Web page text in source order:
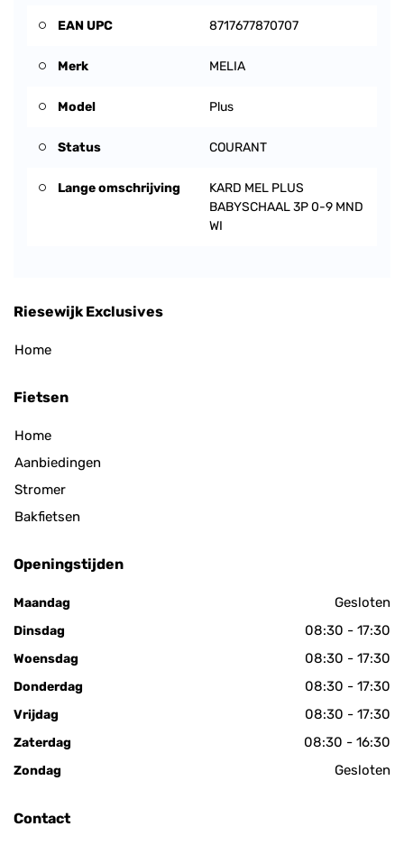
EAN UPC 8717677870707
Merk MELIA
Model Plus
Status COURANT
Lange omschrijving
KARD MEL PLUS
BABYSCHAAL 3P 0-9 MND
WI
Riesewijk Exclusives
Home
Fietsen
Home
Aanbiedingen
Stromer
Bakfietsen
Openingstijden
Maandag Gesloten
Dinsdag 08:30 - 17:30
Woensdag 08:30 - 17:30
Donderdag 08:30 - 17:30
Vrijdag 08:30 - 17:30
Zaterdag 08:30 - 16:30
Zondag Gesloten
Contact